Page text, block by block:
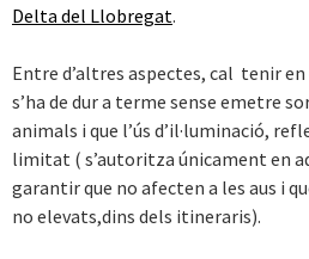
Delta del Llobregat.
Entre d’altres aspectes, cal tenir
s’ha de dur a terme sense emetre
animals i que l’ús d’il·luminació,
limitat ( s’autoritza únicament en
garantir que no afecten a les aus i
no elevats,dins dels itineraris).